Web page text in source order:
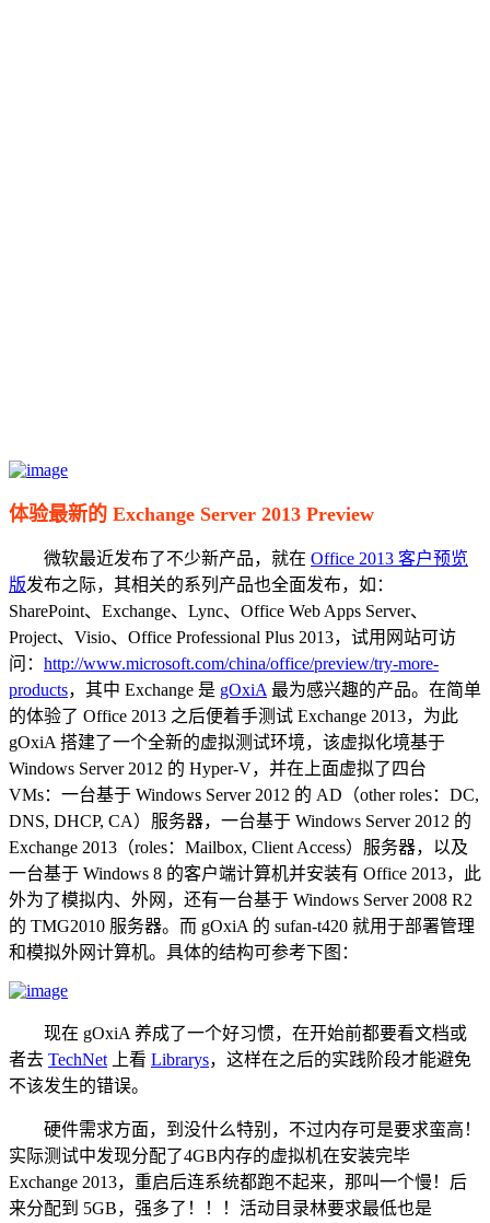
体验最新的 Exchange Server 2013 Preview
微软最近发布了不少新产品，就在 Office 2013 客户预览
版发布之际，其相关的系列产品也全面发布，如：
SharePoint、Exchange、Lync、Office Web Apps Server、
Project、Visio、Office Professional Plus 2013，试用网站可访
问： http://www.microsoft.com/china/office/preview/try-more-
products，其中 Exchange 是 gOxiA最为感兴趣的产品。在简单
的体验了 Office 2013 之后便着手测试 Exchange 2013，为此
gOxiA 搭建了一个全新的虚拟测试环境，该虚拟化境基于
Windows Server 2012 的 Hyper-V，并在上面虚拟了四台
VMs：一台基于 Windows Server 2012 的 AD（other roles：DC,
DNS, DHCP, CA）服务器，一台基于 Windows Server 2012 的
Exchange 2013（roles：Mailbox, Client Access）服务器，以及
一台基于 Windows 8 的客户端计算机并安装有 Office 2013，此
外为了模拟内、外网，还有一台基于 Windows Server 2008 R2
的 TMG2010 服务器。而 gOxiA 的 sufan-t420 就用于部署管理
和模拟外网计算机。具体的结构可参考下图：
现在 gOxiA 养成了一个好习惯，在开始前都要看文档或
者去 TechNet上看 Librarys，这样在之后的实践阶段才能避免
不该发生的错误。
硬件需求方面，到没什么特别，不过内存可是要求蛮高！
实际测试中发现分配了4GB内存的虚拟机在安装完毕
Exchange 2013，重启后连系统都跑不起来，那叫一个慢！后
来分配到 5GB，强多了！！！活动目录林要求最低也是